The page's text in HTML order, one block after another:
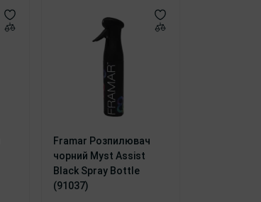
Framar Розпилювач
чорний Myst Assist
Black Spray Bottle
(91037)